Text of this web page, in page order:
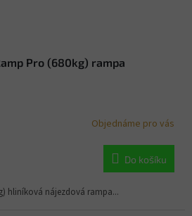
Pro (680kg) rampa
Objednáme pro vás
Do košíku
hliníková nájezdová rampa...